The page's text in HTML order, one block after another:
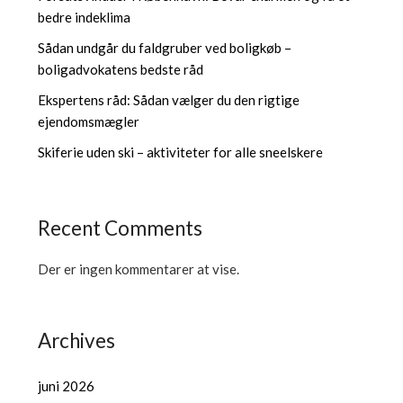
bedre indeklima
Sådan undgår du faldgruber ved boligkøb –
boligadvokatens bedste råd
Ekspertens råd: Sådan vælger du den rigtige
ejendomsmægler
Skiferie uden ski – aktiviteter for alle sneelskere
Recent Comments
Der er ingen kommentarer at vise.
Archives
juni 2026